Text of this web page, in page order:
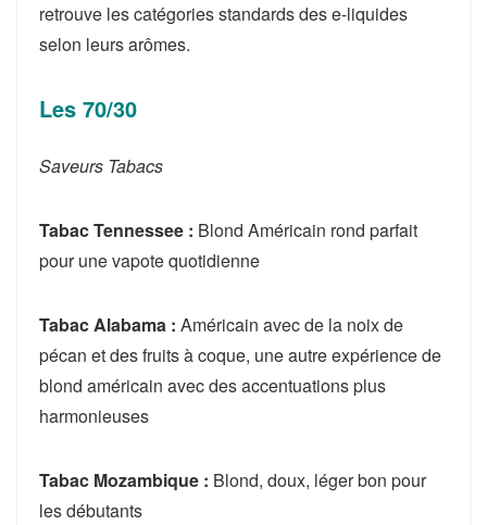
retrouve les catégories standards des e-liquides
selon leurs arômes.
Les 70/30
Saveurs Tabacs
Tabac Tennessee : Blond Américain rond parfait
pour une vapote quotidienne
Tabac Alabama : Américain avec de la noix de
pécan et des fruits à coque, une autre expérience de
blond américain avec des accentuations plus
harmonieuses
Tabac Mozambique : Blond, doux, léger bon pour
les débutants